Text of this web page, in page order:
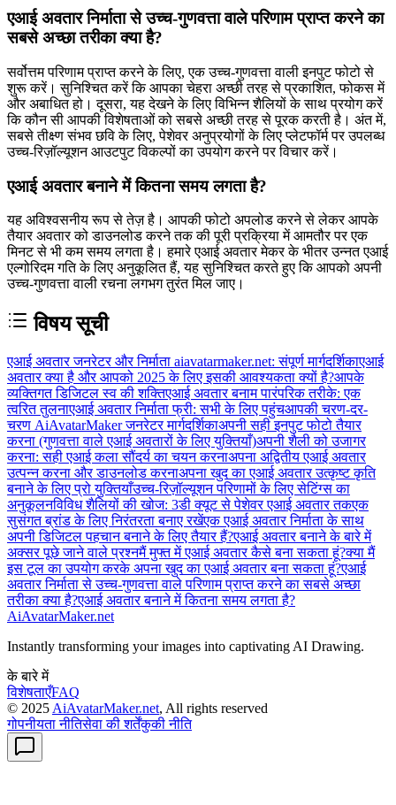
एआई अवतार निर्माता से उच्च-गुणवत्ता वाले परिणाम प्राप्त करने का
सबसे अच्छा तरीका क्या है?
सर्वोत्तम परिणाम प्राप्त करने के लिए, एक उच्च-गुणवत्ता वाली इनपुट फोटो से
शुरू करें। सुनिश्चित करें कि आपका चेहरा अच्छी तरह से प्रकाशित, फोकस में
और अबाधित हो। दूसरा, यह देखने के लिए विभिन्न शैलियों के साथ प्रयोग करें
कि कौन सी आपकी विशेषताओं को सबसे अच्छी तरह से पूरक करती है। अंत में,
सबसे तीक्ष्ण संभव छवि के लिए, पेशेवर अनुप्रयोगों के लिए प्लेटफॉर्म पर उपलब्ध
उच्च-रिज़ॉल्यूशन आउटपुट विकल्पों का उपयोग करने पर विचार करें।
एआई अवतार बनाने में कितना समय लगता है?
यह अविश्वसनीय रूप से तेज़ है। आपकी फोटो अपलोड करने से लेकर आपके
तैयार अवतार को डाउनलोड करने तक की पूरी प्रक्रिया में आमतौर पर एक
मिनट से भी कम समय लगता है। हमारे एआई अवतार मेकर के भीतर उन्नत एआई
एल्गोरिदम गति के लिए अनुकूलित हैं, यह सुनिश्चित करते हुए कि आपको अपनी
उच्च-गुणवत्ता वाली रचना लगभग तुरंत मिल जाए।
विषय सूची
एआई अवतार जनरेटर और निर्माता aiavatarmaker.net: संपूर्ण मार्गदर्शिकाएआई
अवतार क्या है और आपको 2025 के लिए इसकी आवश्यकता क्यों है?आपके
व्यक्तिगत डिजिटल स्व की शक्तिएआई अवतार बनाम पारंपरिक तरीके: एक
त्वरित तुलनाएआई अवतार निर्माता फ्री: सभी के लिए पहुंचआपकी चरण-दर-
चरण AiAvatarMaker जनरेटर मार्गदर्शिकाअपनी सही इनपुट फोटो तैयार
करना (गुणवत्ता वाले एआई अवतारों के लिए युक्तियाँ)अपनी शैली को उजागर
करना: सही एआई कला सौंदर्य का चयन करनाअपना अद्वितीय एआई अवतार
उत्पन्न करना और डाउनलोड करनाअपना खुद का एआई अवतार उत्कृष्ट कृति
बनाने के लिए प्रो युक्तियाँउच्च-रिज़ॉल्यूशन परिणामों के लिए सेटिंग्स का
अनुकूलनविविध शैलियों की खोज: 3डी क्यूट से पेशेवर एआई अवतार तकएक
सुसंगत ब्रांड के लिए निरंतरता बनाए रखेंएक एआई अवतार निर्माता के साथ
अपनी डिजिटल पहचान बनाने के लिए तैयार हैं?एआई अवतार बनाने के बारे में
अक्सर पूछे जाने वाले प्रश्नमैं मुफ्त में एआई अवतार कैसे बना सकता हूं?क्या मैं
इस टूल का उपयोग करके अपना खुद का एआई अवतार बना सकता हूं?एआई
अवतार निर्माता से उच्च-गुणवत्ता वाले परिणाम प्राप्त करने का सबसे अच्छा
तरीका क्या है?एआई अवतार बनाने में कितना समय लगता है?
AiAvatarMaker.net
Instantly transforming your images into captivating AI Drawing.
के बारे में
विशेषताएँFAQ
© 2025 AiAvatarMaker.net, All rights reserved
गोपनीयता नीतिसेवा की शर्तेंकुकी नीति